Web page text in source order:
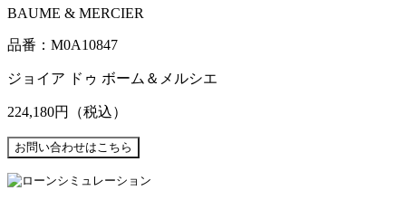
BAUME & MERCIER
品番：M0A10847
ジョイア ドゥ ボーム＆メルシエ
224,180円 （税込）